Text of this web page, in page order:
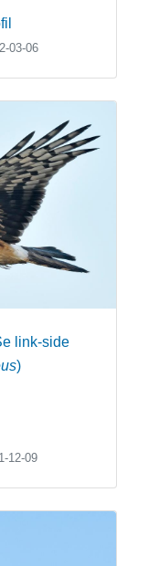
03-06
link-side
)
12-09